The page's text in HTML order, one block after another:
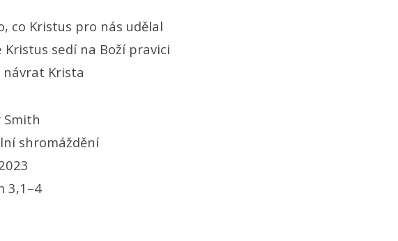
co Kristus pro nás udělal
Kristus sedí na Boží pravici
Krista
shromáždění
3,1–4